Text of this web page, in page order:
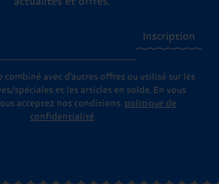
Inscription
combiné avec d'autres offres ou utilisé sur les
spéciales et les articles en solde. En vous
acceptez nos conditions. politique de
confidentialité